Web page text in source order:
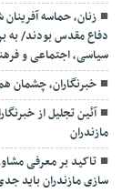
زنان، حماسه
دفاع مقدس بودند/ به
سیاسی، اجتماعی و
خبرنگاران، چشمان
مازندران
تاکید بر معرفی
سازی مازندران باید